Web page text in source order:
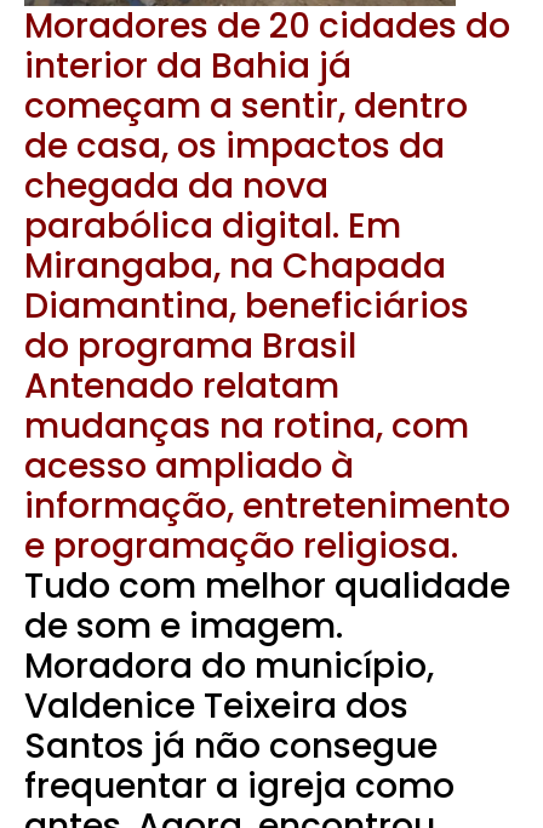
Moradores de 20 cidades do
interior da Bahia já
começam a sentir, dentro
de casa, os impactos da
chegada da nova
parabólica digital. Em
Mirangaba, na Chapada
Diamantina, beneficiários
do programa Brasil
Antenado relatam
mudanças na rotina, com
acesso ampliado à
informação, entretenimento
e programação religiosa.
Tudo com melhor qualidade
de som e imagem.
Moradora do município,
Valdenice Teixeira dos
Santos já não consegue
frequentar a igreja como